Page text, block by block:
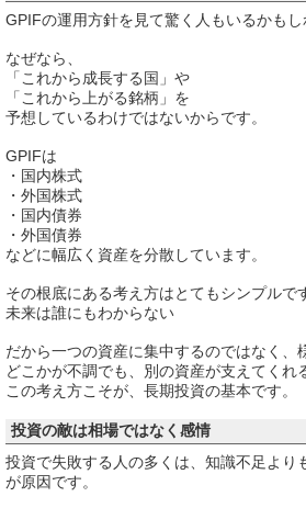
GPIFの運用方針を見て驚く人もいるかもし
なぜなら、
「これから成長する国」や
「これから上がる銘柄」を
予想しているわけではないからです。
GPIFは
・国内株式
・外国株式
・国内債券
・外国債券
などに幅広く資産を分散しています。
その根底にある考え方はとてもシンプルで
未来は誰にもわからない
だから一つの資産に集中するのではなく、
どこかが不調でも、別の資産が支えてくれ
この考え方こそが、長期投資の基本です。
投資の敵は相場ではなく感情
投資で失敗する人の多くは、知識不足より
が原因です。